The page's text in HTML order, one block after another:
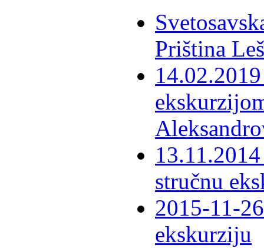
Priština
stručnu
2015-11-
ekskurziju